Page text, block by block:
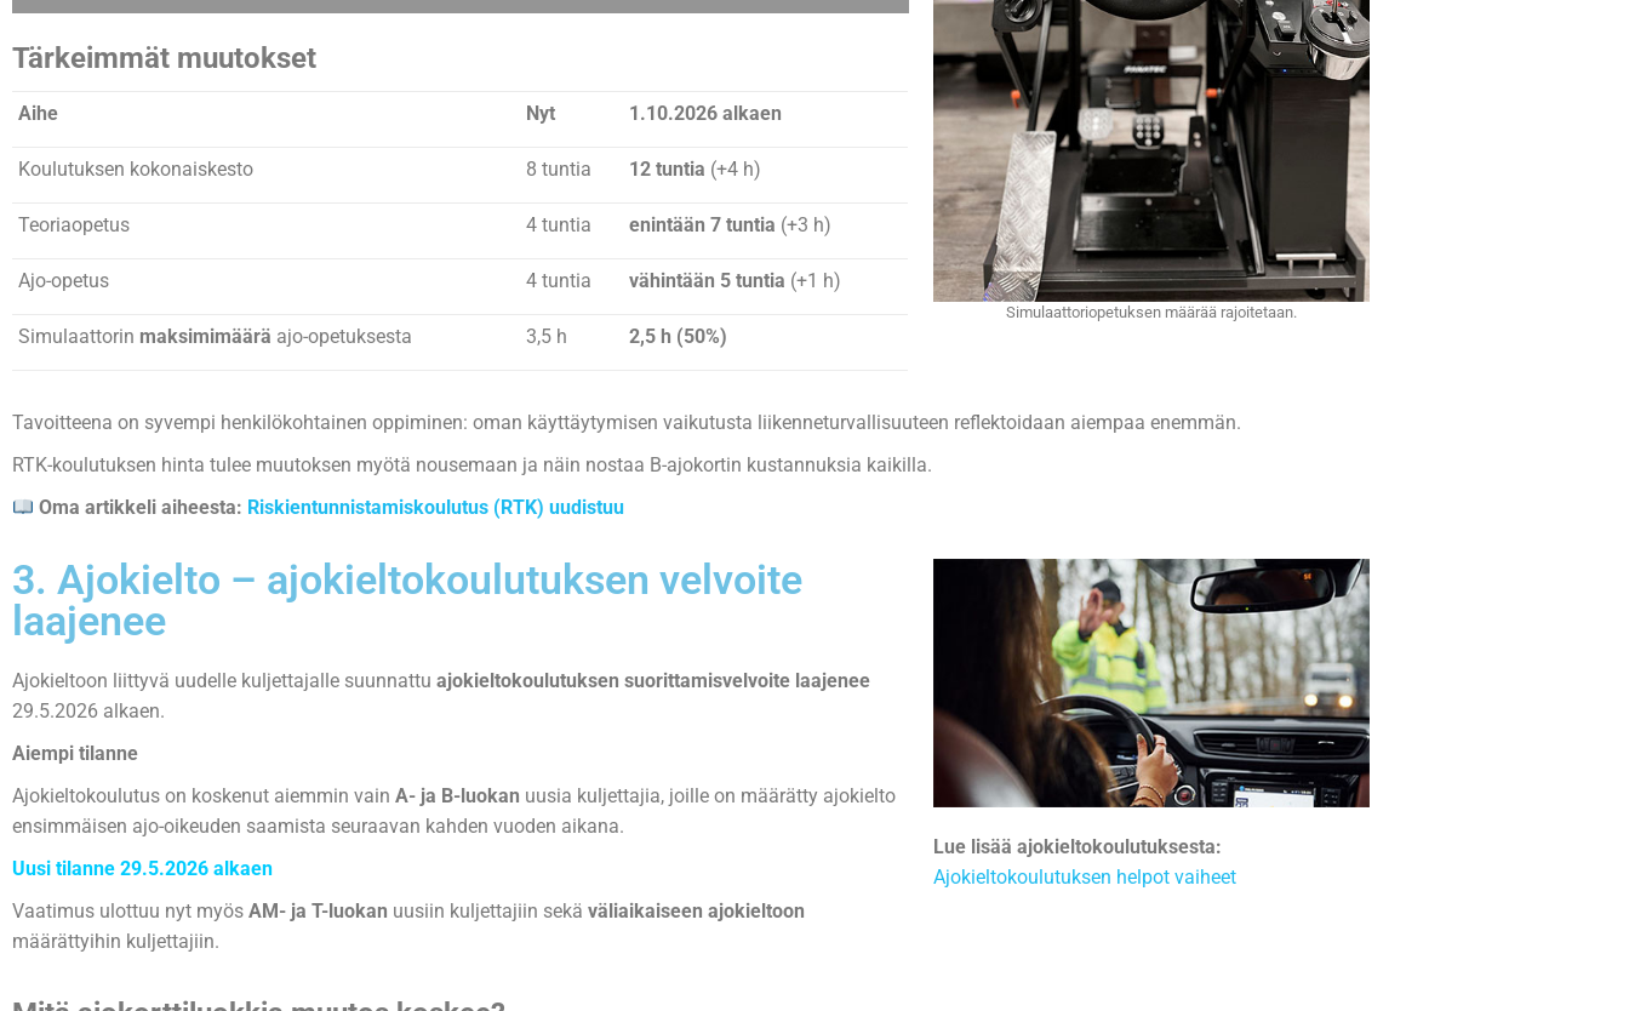
Tärkeimmät muutokset
Aihe Nyt 1.10.2026 alkaen
Koulutuksen kokonaiskesto 8 tuntia 12 tuntia (+4 h)
Teoriaopetus 4 tuntia enintään 7 tuntia (+3 h)
Ajo-opetus 4 tuntia vähintään 5 tuntia (+1 h)
Simulaattorin maksimimäärä ajo-opetuksesta 3,5 h 2,5 h (50%)
Simulaattoriopetuksen määrää rajoitetaan.
Tavoitteena on syvempi henkilökohtainen oppiminen: oman käyttäytymisen vaikutusta liikenneturvallisuuteen reflektoidaan aiempaa enemmän.
RTK-koulutuksen hinta tulee muutoksen myötä nousemaan ja näin nostaa B-ajokortin kustannuksia kaikilla.
Oma artikkeli aiheesta: Riskientunnistamiskoulutus (RTK) uudistuu
3. Ajokielto – ajokieltokoulutuksen velvoite
laajenee
Ajokieltoon liittyvä uudelle kuljettajalle suunnattu ajokieltokoulutuksen suorittamisvelvoite laajenee
29.5.2026 alkaen.
Aiempi tilanne
Ajokieltokoulutus on koskenut aiemmin vain A- ja B-luokan uusia kuljettajia, joille on määrätty ajokielto
ensimmäisen ajo-oikeuden saamista seuraavan kahden vuoden aikana.
Uusi tilanne 29.5.2026 alkaen
Vaatimus ulottuu nyt myös AM- ja T-luokan uusiin kuljettajiin sekä väliaikaiseen ajokieltoon
määrättyihin kuljettajiin.
Lue lisää ajokieltokoulutuksesta:
Ajokieltokoulutuksen helpot vaiheet